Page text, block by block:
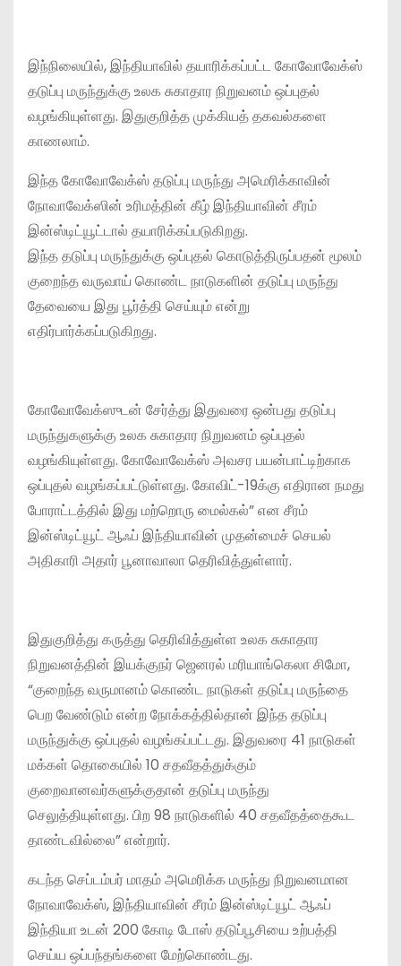
இந்நிலையில், இந்தியாவில் தயாரிக்கப்பட்ட கோவோவேக்ஸ்
தடுப்பு மருந்துக்கு உலக சுகாதார நிறுவனம் ஒப்புதல்
வழங்கியுள்ளது. இதுகுறித்த முக்கியத் தகவல்களை
காணலாம்.
இந்த கோவோவேக்ஸ் தடுப்பு மருந்து அமெரிக்காவின்
நோவாவேக்ஸின் உரிமத்தின் கீழ் இந்தியாவின் சீரம்
இன்ஸ்டிட்யூட்டால் தயாரிக்கப்படுகிறது.
இந்த தடுப்பு மருந்துக்கு ஒப்புதல் கொடுத்திருப்பதன் மூலம்
குறைந்த வருவாய் கொண்ட நாடுகளின் தடுப்பு மருந்து
தேவையை இது பூர்த்தி செய்யும் என்று
எதிர்பார்க்கப்படுகிறது.
கோவோவேக்ஸுடன் சேர்த்து இதுவரை ஒன்பது தடுப்பு
மருந்துகளுக்கு உலக சுகாதார நிறுவனம் ஒப்புதல்
வழங்கியுள்ளது. கோவோவேக்ஸ் அவசர பயன்பாட்டிற்காக
ஒப்புதல் வழங்கப்பட்டுள்ளது. கோவிட்-19க்கு எதிரான நமது
போராட்டத்தில் இது மற்றொரு மைல்கல்” என சீரம்
இன்ஸ்டிட்யூட் ஆஃப் இந்தியாவின் முதன்மைச் செயல்
அதிகாரி அதார் பூனாவாலா தெரிவித்துள்ளார்.
இதுகுறித்து கருத்து தெரிவித்துள்ள உலக சுகாதார
நிறுவனத்தின் இயக்குநர் ஜெனரல் மரியாங்கெலா சிமோ,
“குறைந்த வருமானம் கொண்ட நாடுகள் தடுப்பு மருந்தை
பெற வேண்டும் என்ற நோக்கத்தில்தான் இந்த தடுப்பு
மருந்துக்கு ஒப்புதல் வழங்கப்பட்டது. இதுவரை 41 நாடுகள்
மக்கள் தொகையில் 10 சதவீதத்துக்கும்
குறைவானவர்களுக்குதான் தடுப்பு மருந்து
செலுத்தியுள்ளது. பிற 98 நாடுகளில் 40 சதவீதத்தைகூட
தாண்டவில்லை” என்றார்.
கடந்த செப்டம்பர் மாதம் அமெரிக்க மருந்து நிறுவனமான
நோவாவேக்ஸ், இந்தியாவின் சீரம் இன்ஸ்டிட்யூட் ஆஃப்
இந்தியா உடன் 200 கோடி டோஸ் தடுப்பூசியை உற்பத்தி
செய்ய ஒப்பந்தங்களை மேற்கொண்டது.